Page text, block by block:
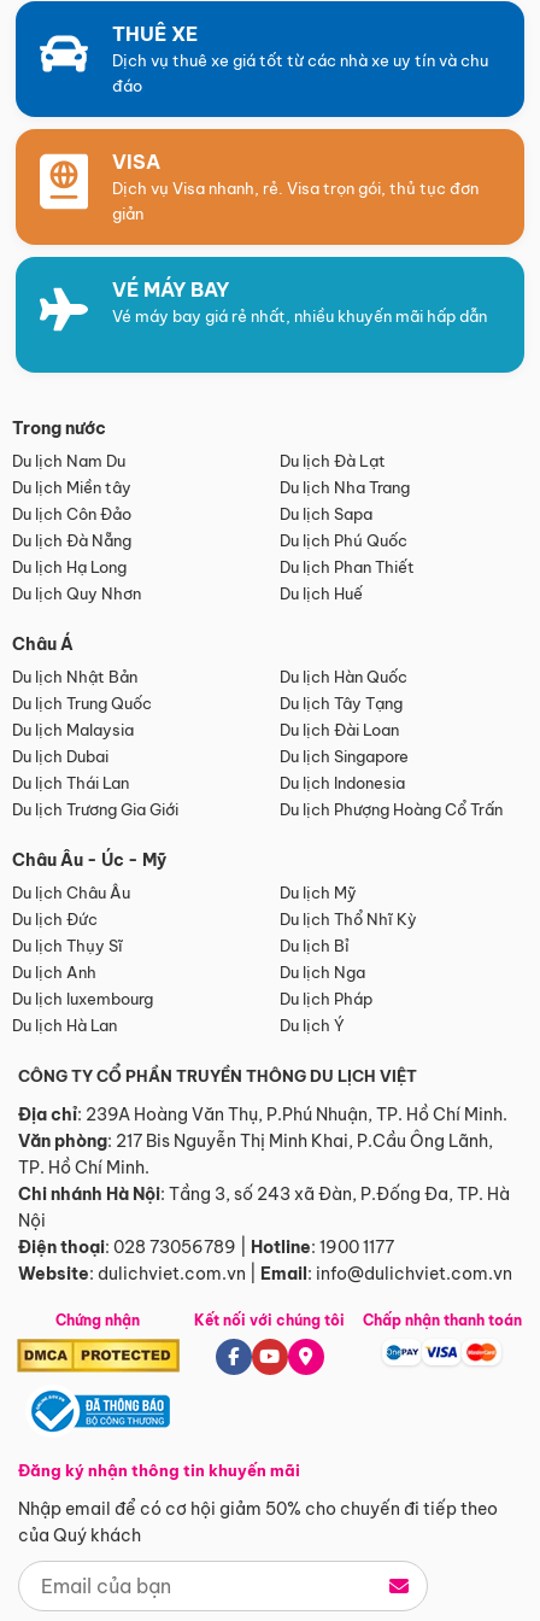
THUÊ XE
Dịch vụ thuê xe giá tốt từ các nhà xe uy tín và chu
đáo
VISA
Dịch vụ Visa nhanh, rẻ. Visa trọn gói, thủ tục đơn
giản
VÉ MÁY BAY
Vé máy bay giá rẻ nhất, nhiều khuyến mãi hấp dẫn
Trong nước
Du lịch Nam Du
Du lịch Đà Lạt
Du lịch Miền tây
Du lịch Nha Trang
Du lịch Côn Đảo
Du lịch Sapa
Du lịch Đà Nẵng
Du lịch Phú Quốc
Du lịch Hạ Long
Du lịch Phan Thiết
Du lịch Quy Nhơn
Du lịch Huế
Châu Á
Du lịch Nhật Bản
Du lịch Hàn Quốc
Du lịch Trung Quốc
Du lịch Tây Tạng
Du lịch Malaysia
Du lịch Đài Loan
Du lịch Dubai
Du lịch Singapore
Du lịch Thái Lan
Du lịch Indonesia
Du lịch Trương Gia Giới
Du lịch Phượng Hoàng Cổ Trấn
Châu Âu - Úc - Mỹ
Du lịch Châu Âu
Du lịch Mỹ
Du lịch Đức
Du lịch Thổ Nhĩ Kỳ
Du lịch Thụy Sĩ
Du lịch Bỉ
Du lịch Anh
Du lịch Nga
Du lịch luxembourg
Du lịch Pháp
Du lịch Hà Lan
Du lịch Ý
CÔNG TY CỔ PHẦN TRUYỀN THÔNG DU LỊCH VIỆT
Địa chỉ: 239A Hoàng Văn Thụ, P.Phú Nhuận, TP. Hồ Chí Minh.
Văn phòng: 217 Bis Nguyễn Thị Minh Khai, P.Cầu Ông Lãnh,
TP. Hồ Chí Minh.
Chi nhánh Hà Nội: Tầng 3, số 243 xã Đàn, P.Đống Đa, TP. Hà
Nội
Điện thoại: 028 73056789 Hotline: 1900 1177
Website: dulichviet.com.vn Email: info@dulichviet.com.vn
Chứng nhận
Đăng ký nhận thông tin khuyến mãi
Nhập email để có cơ hội giảm 50% cho chuyến đi tiếp theo
của Quý khách
Kết nối với chúng tôi Chấp nhận thanh toán